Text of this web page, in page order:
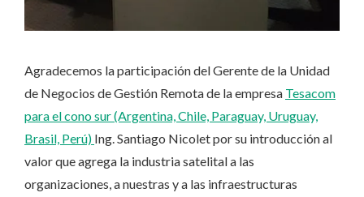
Agradecemos la participación del Gerente de la Unidad
de Negocios de Gestión Remota de la empresa Tesacom
para el cono sur (Argentina, Chile, Paraguay, Uruguay,
Brasil, Perú) Ing. Santiago Nicolet por su introducción al
valor que agrega la industria satelital a las
organizaciones, a nuestras y a las infraestructuras